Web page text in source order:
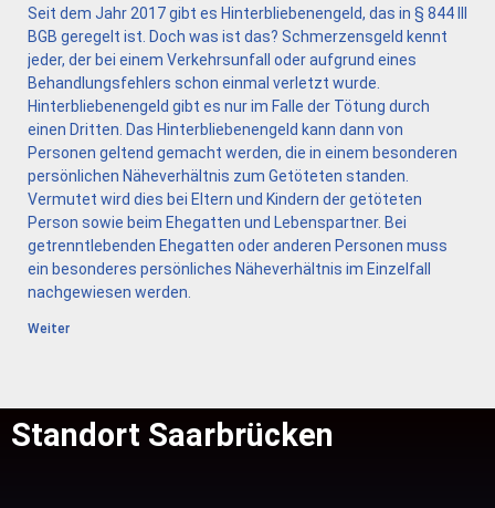
Seit dem Jahr 2017 gibt es Hinterbliebenengeld, das in § 844 III
BGB geregelt ist. Doch was ist das? Schmerzensgeld kennt
jeder, der bei einem Verkehrsunfall oder aufgrund eines
Behandlungsfehlers schon einmal verletzt wurde.
Hinterbliebenengeld gibt es nur im Falle der Tötung durch
einen Dritten. Das Hinterbliebenengeld kann dann von
Personen geltend gemacht werden, die in einem besonderen
persönlichen Näheverhältnis zum Getöteten standen.
Vermutet wird dies bei Eltern und Kindern der getöteten
Person sowie beim Ehegatten und Lebenspartner. Bei
getrenntlebenden Ehegatten oder anderen Personen muss
ein besonderes persönliches Näheverhältnis im Einzelfall
nachgewiesen werden.
Weiter
Standort Saarbrücken